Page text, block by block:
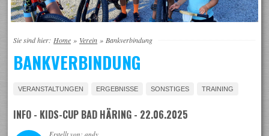
Sie sind hier: Home » Verein » Bankverbindung
BANKVERBINDUNG
VERANSTALTUNGEN ERGEBNISSE SONSTIGES TRAINING
INFO - KIDS-CUP BAD HÄRING - 22.06.2025
Erstellt von: andy